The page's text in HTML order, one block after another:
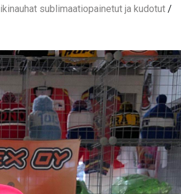
sublimaatiopainetut ja kudotut /